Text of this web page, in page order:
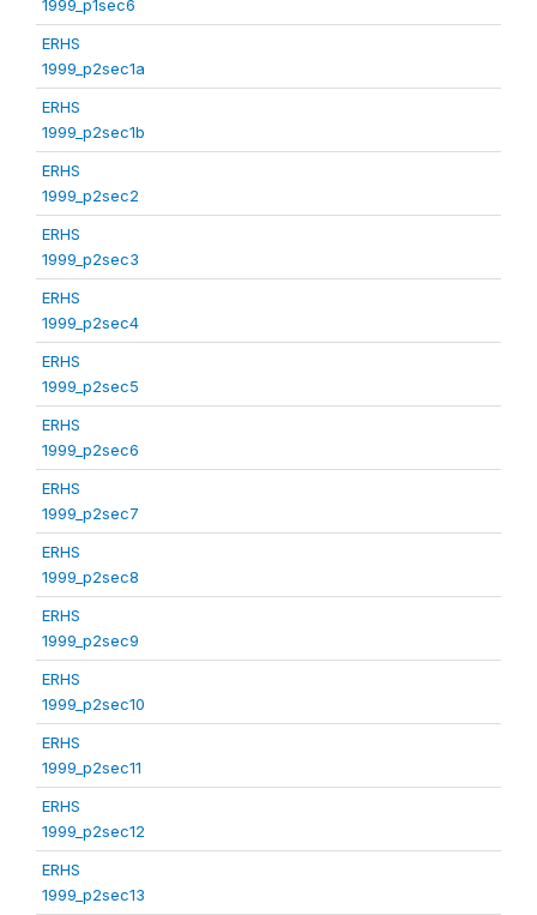
1999_p1sec6
ERHS
1999_p2sec1a
ERHS
1999_p2sec1b
ERHS
1999_p2sec2
ERHS
1999_p2sec3
ERHS
1999_p2sec4
ERHS
1999_p2sec5
ERHS
1999_p2sec6
ERHS
1999_p2sec7
ERHS
1999_p2sec8
ERHS
1999_p2sec9
ERHS
1999_p2sec10
ERHS
1999_p2sec11
ERHS
1999_p2sec12
ERHS
1999_p2sec13